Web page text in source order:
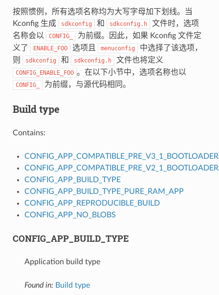
按照惯例，所有选项名称均为大写字母加下划线。当
Kconfig 生成
sdkconfig 和 sdkconfig.h
文件时，选项
名称会以
CONFIG_
为前缀。因此，如果 Kconfig 文件定
义了
ENABLE_FOO 选项且 menuconfig
中选择了该选项，
则
sdkconfig 和 sdkconfig.h 文件也将定义
CONFIG_ENABLE_FOO 。在以下小节中，选项名称也以
CONFIG_ 为前缀，与源代码相同。
Build type
Contains:
CONFIG_APP_BUILD_TYPE
CONFIG_APP_BUILD_TYPE_PURE_RAM_APP
CONFIG_APP_REPRODUCIBLE_BUILD
CONFIG_APP_NO_BLOBS
CONFIG_APP_BUILD_TYPE
Application build type
Found in: Build type